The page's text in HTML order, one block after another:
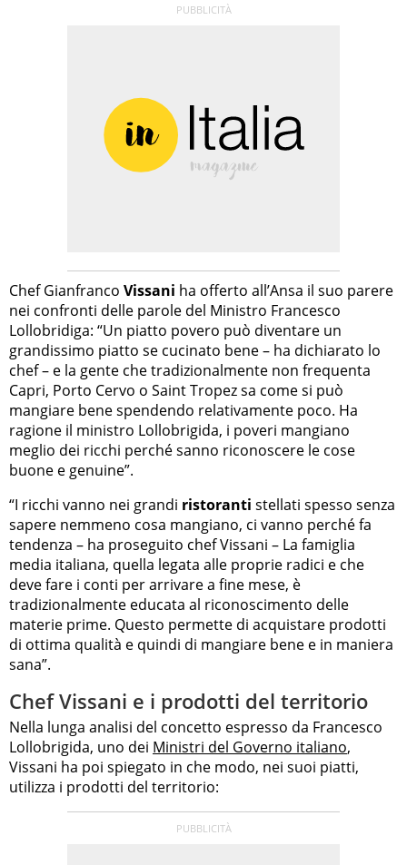
Chef Gianfranco Vissani ha offerto all’Ansa il suo parere
nei confronti delle parole del Ministro Francesco
Lollobridiga: “Un piatto povero può diventare un
grandissimo piatto se cucinato bene – ha dichiarato lo
chef – e la gente che tradizionalmente non frequenta
Capri, Porto Cervo o Saint Tropez sa come si può
mangiare bene spendendo relativamente poco. Ha
ragione il ministro Lollobrigida, i poveri mangiano
meglio dei ricchi perché sanno riconoscere le cose
buone e genuine”.
“I ricchi vanno nei grandi ristoranti stellati spesso senza
sapere nemmeno cosa mangiano, ci vanno perché fa
tendenza – ha proseguito chef Vissani – La famiglia
media italiana, quella legata alle proprie radici e che
deve fare i conti per arrivare a fine mese, è
tradizionalmente educata al riconoscimento delle
materie prime. Questo permette di acquistare prodotti
di ottima qualità e quindi di mangiare bene e in maniera
sana”.
Chef Vissani e i prodotti del territorio
Nella lunga analisi del concetto espresso da Francesco
Lollobrigida, uno dei Ministri del Governo italiano,
Vissani ha poi spiegato in che modo, nei suoi piatti,
utilizza i prodotti del territorio: